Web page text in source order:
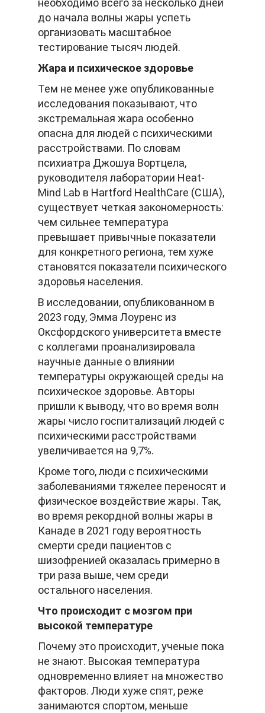
необходимо всего за несколько дней
до начала волны жары успеть
организовать масштабное
тестирование тысяч людей.
Жара и психическое здоровье
Тем не менее уже опубликованные
исследования показывают, что
экстремальная жара особенно
опасна для людей с психическими
расстройствами. По словам
психиатра Джошуа Вортцела,
руководителя лаборатории Heat-
Mind Lab в Hartford HealthCare (США),
существует четкая закономерность:
чем сильнее температура
превышает привычные показатели
для конкретного региона, тем хуже
становятся показатели психического
здоровья населения.
В исследовании, опубликованном в
2023 году, Эмма Лоуренс из
Оксфордского университета вместе
с коллегами проанализировала
научные данные о влиянии
температуры окружающей среды на
психическое здоровье. Авторы
пришли к выводу, что во время волн
жары число госпитализаций людей с
психическими расстройствами
увеличивается на 9,7%.
Кроме того, люди с психическими
заболеваниями тяжелее переносят и
физическое воздействие жары. Так,
во время рекордной волны жары в
Канаде в 2021 году вероятность
смерти среди пациентов с
шизофренией оказалась примерно в
три раза выше, чем среди
остального населения.
Что происходит с мозгом при
высокой температуре
Почему это происходит, ученые пока
не знают. Высокая температура
одновременно влияет на множество
факторов. Люди хуже спят, реже
занимаются спортом, меньше